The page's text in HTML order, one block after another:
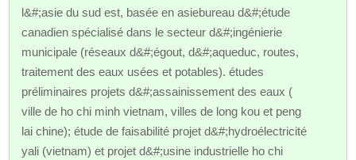
l&#;asie du sud est, basée en asiebureau d&#;étude
canadien spécialisé dans le secteur d&#;ingénierie
municipale (réseaux d&#;égout, d&#;aqueduc, routes,
traitement des eaux usées et potables). études
préliminaires projets d&#;assainissement des eaux (
ville de ho chi minh vietnam, villes de long kou et peng
lai chine); étude de faisabilité projet d&#;hydroélectricité
yali (vietnam) et projet d&#;usine industrielle ho chi